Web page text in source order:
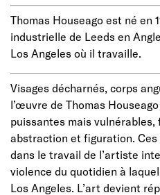
Thomas Houseago est né en
industrielle de Leeds en
Los Angeles où il travaille.
Visages décharnés, corps
l’œuvre de Thomas
puissantes mais
abstraction et figuration.
dans le travail de l’artiste
violence du quotidien à
Los Angeles. L’art devient